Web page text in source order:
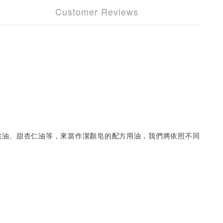
Customer Reviews
、甜杏仁油等，來當作潔顏皂的配方用油，我們將依照不同